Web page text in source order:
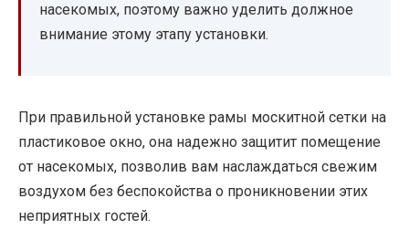
насекомых, поэтому важно уделить должное
внимание этому этапу установки.
При правильной установке рамы москитной сетки на
пластиковое окно, она надежно защитит помещение
от насекомых, позволив вам наслаждаться свежим
воздухом без беспокойства о проникновении этих
неприятных гостей.